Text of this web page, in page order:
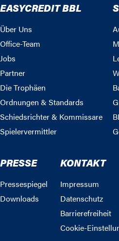
EASYCREDIT BBL
Über Uns
Office-Team
Jobs
Partner
Die Trophäen
Ordnungen & Standards
Schiedsrichter & Kommissare
Spielervermittler
PRESSE
Pressespiegel
Downloads
KONTAKT
Impressum
Datenschutz
Barrierefreiheit
Cookie-